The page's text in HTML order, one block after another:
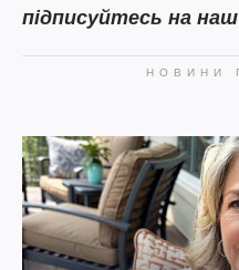
підписуйтесь на наш